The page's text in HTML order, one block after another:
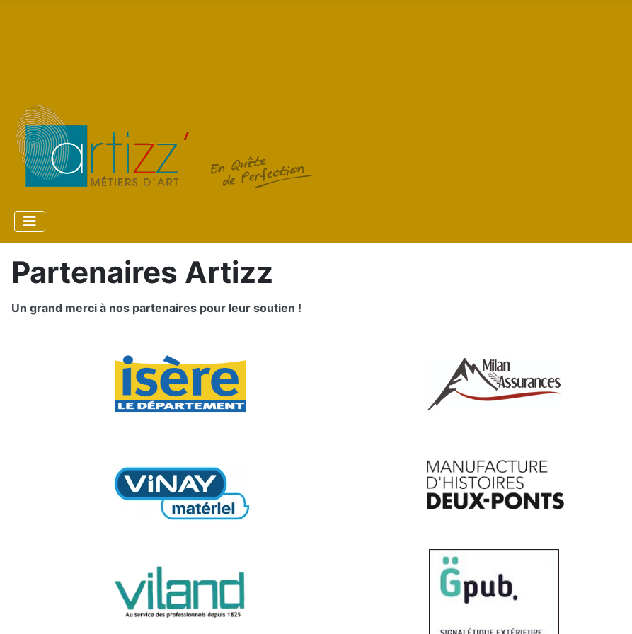
Partenaires Artizz
Un grand merci à nos partenaires pour leur soutien !